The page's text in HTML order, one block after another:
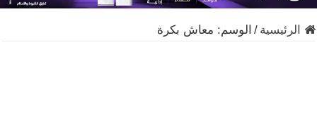
الرئيسية / الوسم: معاش بكرة